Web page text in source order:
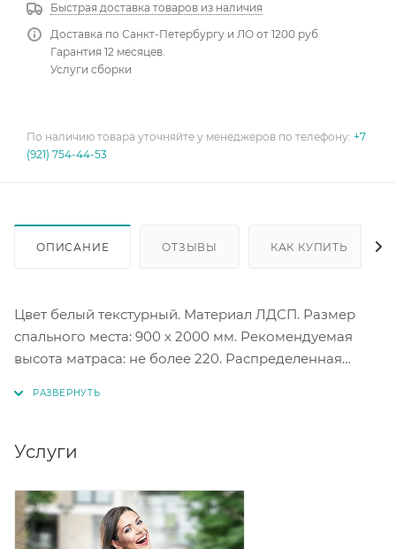
Быстрая доставка товаров из наличия
Доставка по Санкт-Петербургу и ЛО от 1200 руб
Гарантия 12 месяцев.
Услуги сборки
По наличию товара уточняйте у менеджеров по телефону: +7
(921) 754-44-53
ОПИСАНИЕ ОТЗЫВЫ КАК КУПИТЬ
Цвет белый текстурный. Материал ЛДСП. Размер
спального места: 900 х 2000 мм. Рекомендуемая
высота матраса: не более 220. Распределенная
Услуги